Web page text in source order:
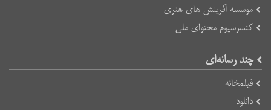
موسسه آفرینش های هنری
کنسرسیوم محتوای ملی
چند رسانه‌ای
فیلمخانه
دانلود